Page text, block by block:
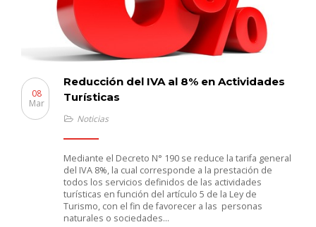
Reducción del IVA al 8% en Actividades
Turísticas
08
Mar
Noticias
Mediante el Decreto N° 190 se reduce la tarifa general
del IVA 8%, la cual corresponde a la prestación de
todos los servicios definidos de las actividades
turísticas en función del artículo 5 de la Ley de
Turismo, con el fin de favorecer a las personas
naturales o sociedades…